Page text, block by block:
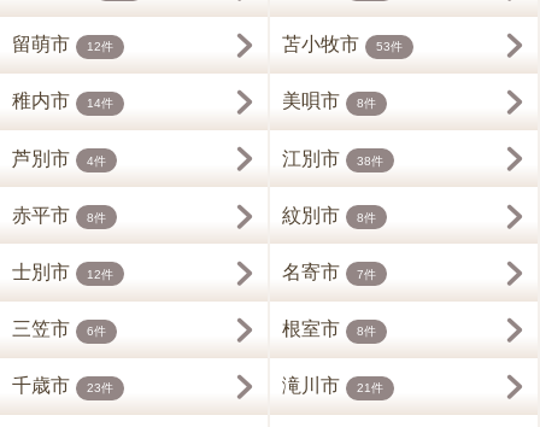
留萌市 12件 苫小牧市 53件
稚内市 14件 美唄市 8件
芦別市 4件 江別市 38件
赤平市 8件 紋別市 8件
士別市 12件 名寄市 7件
三笠市 6件 根室市 8件
千歳市 23件 滝川市 21件